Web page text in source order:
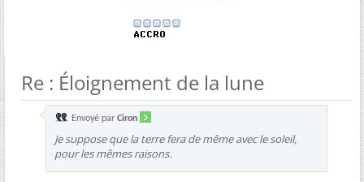
Re : Éloignement de la lune
Envoyé par Ciron
Je suppose que la terre fera de même avec le soleil,
pour les mêmes raisons.